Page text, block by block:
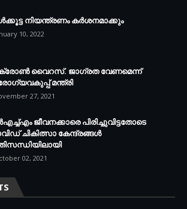
നിയന്ത്രണം കര്‍ശനമാക്കും
10, 2022
വൈറസ്. ജാഗ്രത വേണമെന്ന്
മന്ത്രി
27, 2021
ജീവനക്കാരെ പിരിച്ചുവിട്ടതോടെ
ചികിത്സാ കേന്ദ്രങ്ങള്‍
02, 2021